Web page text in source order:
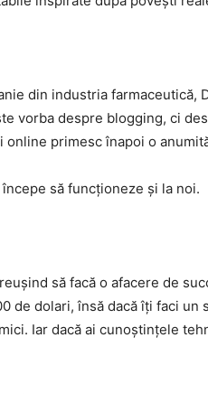
din industria farmaceutică,
vorba despre blogging, ci
online primesc înapoi o
să funcționeze și la noi.
să facă o afacere de
de dolari, însă dacă îți faci un
Iar dacă ai cunoștințele